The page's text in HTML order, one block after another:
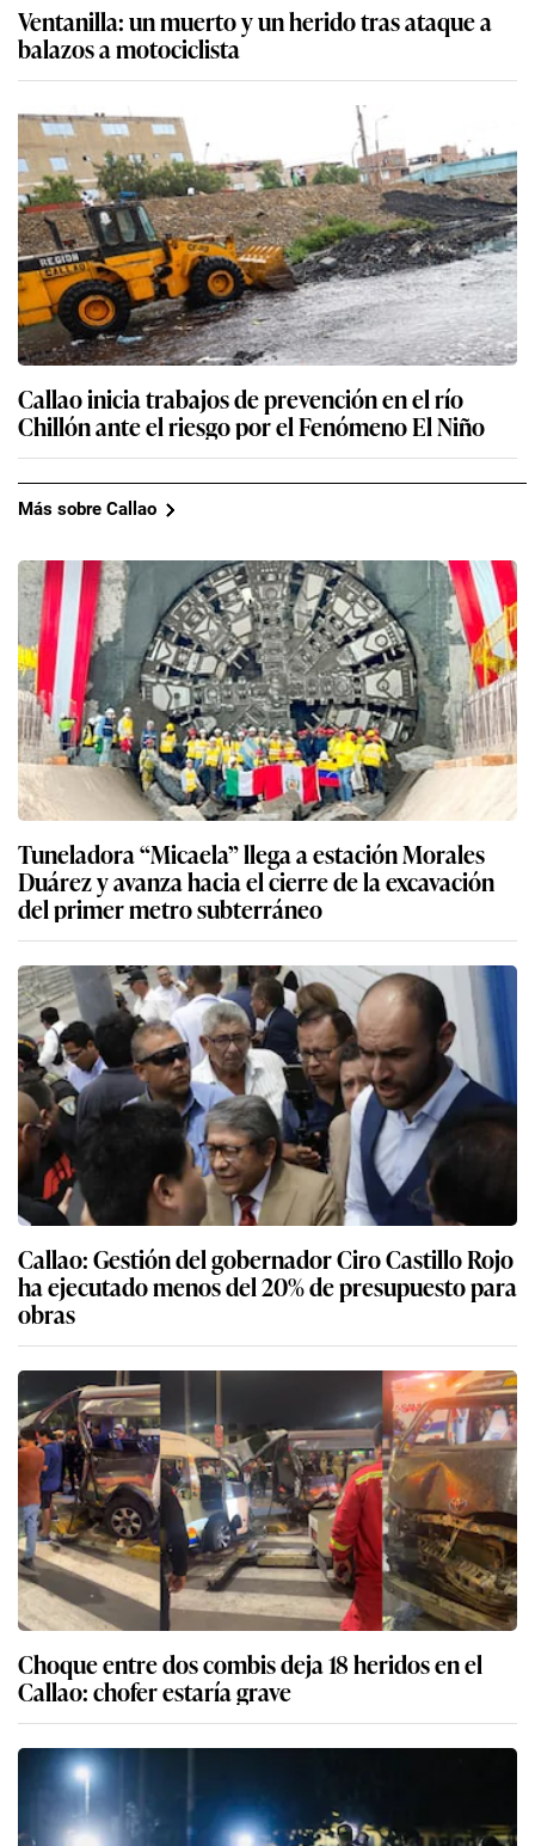
Ventanilla: un muerto y un herido tras ataque a
balazos a motociclista
Callao inicia trabajos de prevención en el río
Chillón ante el riesgo por el Fenómeno El Niño
Más sobre Callao
Tuneladora “Micaela” llega a estación Morales
Duárez y avanza hacia el cierre de la excavación
del primer metro subterráneo
Callao: Gestión del gobernador Ciro Castillo Rojo
ha ejecutado menos del 20% de presupuesto para
obras
Choque entre dos combis deja 18 heridos en el
Callao: chofer estaría grave